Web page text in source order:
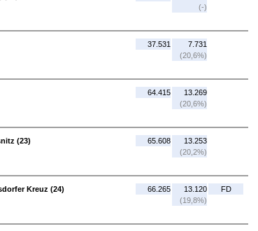
(-)
37.531
7.731
(20,6%)
64.415
13.269
(20,6%)
(23)
65.608
13.253
(20,2%)
Kreuz (24)
66.265
13.120
(19,8%)
FD